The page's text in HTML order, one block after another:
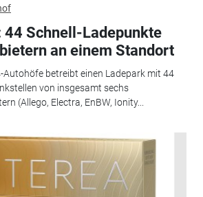
Schnell-Ladepunkte
an einem Standort
Autohöfe betreibt einen Ladepark mit 44
von insgesamt sechs
(Allego, Electra, EnBW, Ionity...